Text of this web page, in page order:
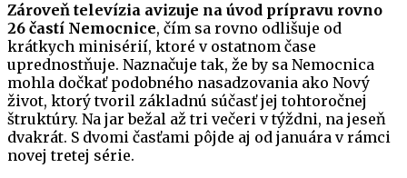
Zároveň televízia avizuje na úvod prípravu rovno
26 častí Nemocnice, čím sa rovno odlišuje od
krátkych minisérií, ktoré v ostatnom čase
uprednostňuje. Naznačuje tak, že by sa Nemocnica
mohla dočkať podobného nasadzovania ako Nový
život, ktorý tvoril základnú súčasť jej tohtoročnej
štruktúry. Na jar bežal až tri večeri v týždni, na jeseň
dvakrát. S dvomi časťami pôjde aj od januára v rámci
novej tretej série.